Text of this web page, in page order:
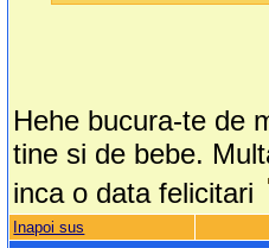
Hehe bucura-te de
tine si de bebe.
inca o data felicitari
Inapoi sus